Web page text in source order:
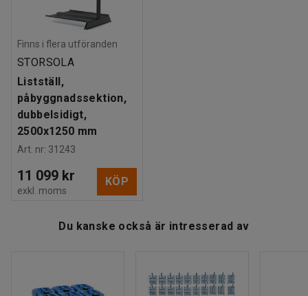
för att få vertikal och horisontell förvaring i samma
Du kan även komplettera liststället med hyllplan som kan
monteras i botten eller i armarna.
Finns i flera utföranden
STORSOLA
Listställ,
påbyggnadssektion,
dubbelsidigt,
2500x1250 mm
Art. nr: 31243
11 099 kr
exkl. moms
KÖP
Du kanske också är intresserad av